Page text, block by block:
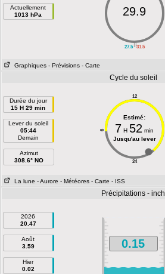
Actuellement
1013 hPa
||
27.5 31.5
29.9
Graphiques - Prévisions - Carte
Cycle du soleil
Durée du jour
15 H 29 min
Lever du soleil
05:44
Demain
Azimut
308.6° NO
12
24
6
Estimé:
7 H 52 min
Jusqu'au lever
La lune - Aurore - Météores - Carte - ISS
Précipitations - inch
2026
20.47
Août
3.59
Hier
0.02
0.15